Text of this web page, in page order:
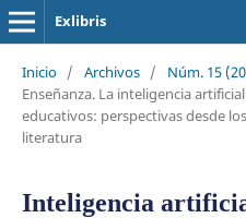
Exlibris
Inicio / Archivos / Núm. 15
Enseñanza. La inteligencia
educativos: perspectivas desde
literatura
Inteligencia